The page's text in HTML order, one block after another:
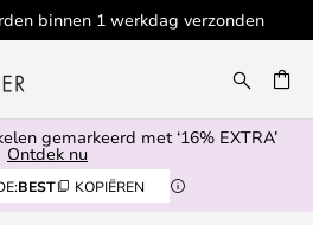
binnen 1 werkdag verzonden
gemarkeerd met ‘16% EXTRA’
Ontdek nu
BEST KOPIËREN